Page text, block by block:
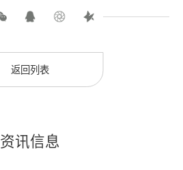
返回列表
资讯信息